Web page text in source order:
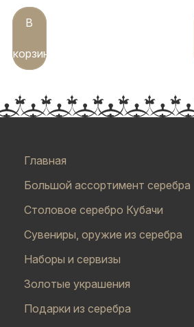
В
корзину
Главная
Большой ассортимент серебра
Столовое серебро Кубачи
Сувениры, оружие из серебра
Наборы и сервизы
Золотые украшения
Подарки из серебра